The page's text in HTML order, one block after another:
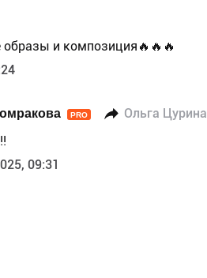
и композиция🔥🔥🔥
PRO Ольга Цурина
09:31